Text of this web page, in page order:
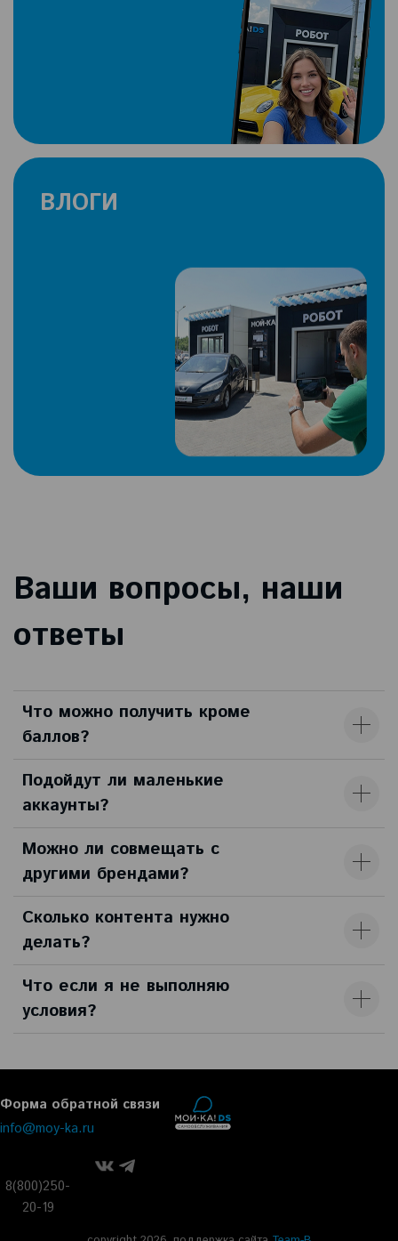
ВЛОГИ
Ваши вопросы, наши
ответы
Что можно получить кроме
баллов?
Подойдут ли маленькие
аккаунты?
Можно ли совмещать с
другими брендами?
Сколько контента нужно
делать?
Что если я не выполняю
условия?
Форма обратной связи
info@moy-ka.ru
8(800)250-
20-19